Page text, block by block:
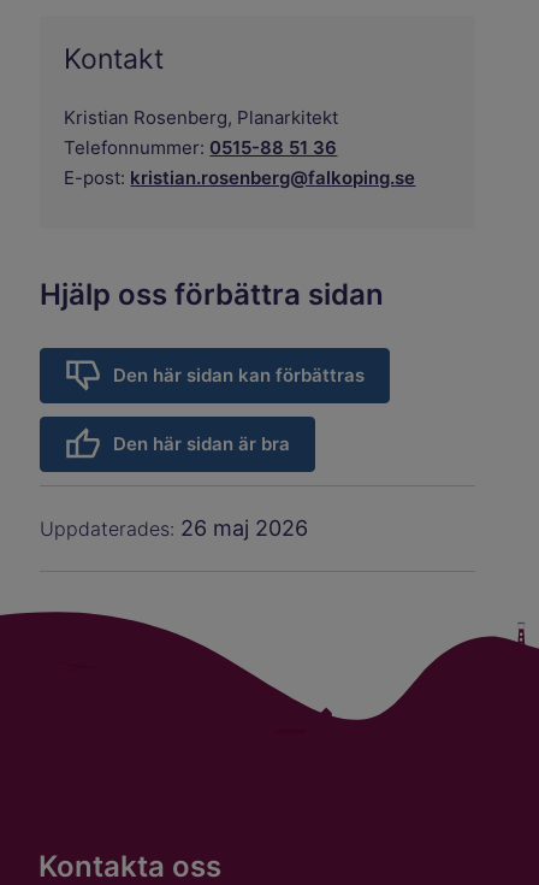
Kontakt
Kristian Rosenberg, Planarkitekt
Telefonnummer: 0515-88 51 36
E-post: kristian.rosenberg@falkoping.se
Hjälp oss förbättra sidan
Den här sidan kan förbättras
Den här sidan är bra
Uppdaterades: 26 maj 2026
Kontakta oss